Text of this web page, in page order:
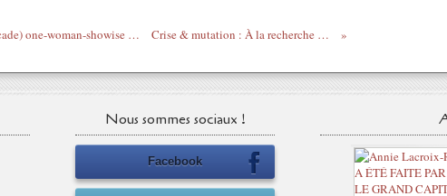
Mado la Niçoise (& Patson en embuscade) one-woman-showise au Splendid pour Haïti Crise & mutation : À la recherche de la verticalité
Nous sommes sociaux !
Facebook